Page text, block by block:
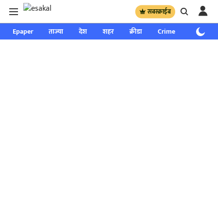
सबस्क्राईब
Epaper ताज्या देश शहर क्रीडा Crime साप्ताहिक